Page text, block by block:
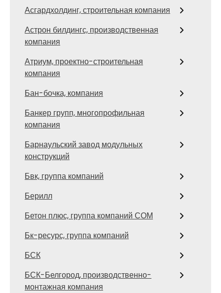
Асгардхолдинг, строительная компания
Астрон билдингс, производственная
компания
Атриум, проектно-строительная
компания
Бан-бочка, компания
Банкер групп, многопрофильная
компания
Барнаульский завод модульных
конструкций
Бвк, группа компаний
Берилл
Бетон плюс, группа компаний СОМ
Бк-ресурс, группа компаний
БСК
БСК-Белгород, производственно-
монтажная компания